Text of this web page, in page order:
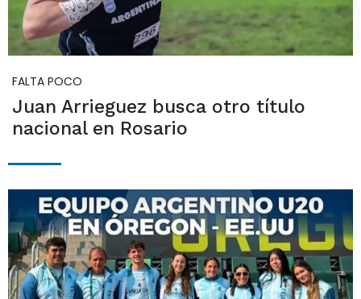
FALTA POCO
Juan Arrieguez busca otro título
nacional en Rosario